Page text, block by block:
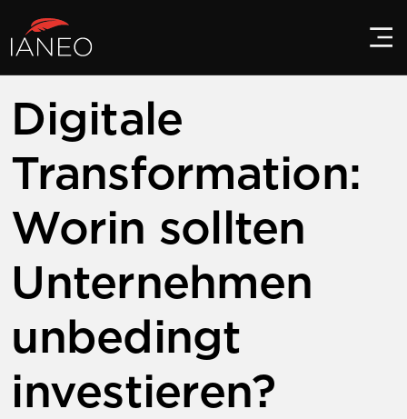
Digitale
Transformation:
Worin sollten
Unternehmen
unbedingt
investieren?